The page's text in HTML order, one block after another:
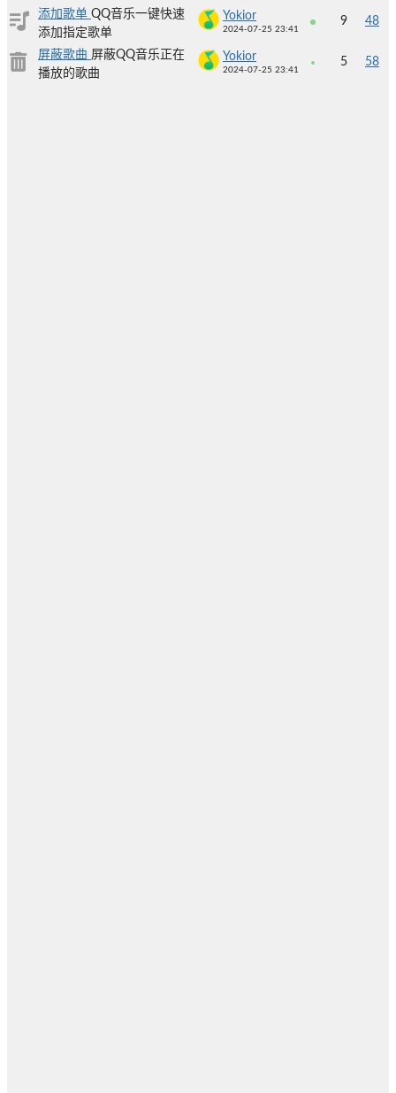
添加歌单 QQ音乐一键快速
添加指定歌单
Yokior
2024-07-25 23:41
9 48
屏蔽歌曲 屏蔽QQ音乐正在
播放的歌曲
Yokior
2024-07-25 23:41
5 58